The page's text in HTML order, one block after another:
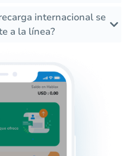
internacional se
a la línea?